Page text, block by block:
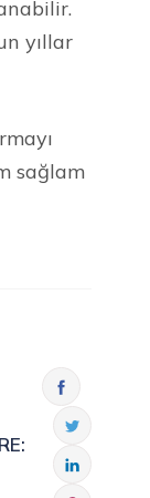
yıllar
sağlam